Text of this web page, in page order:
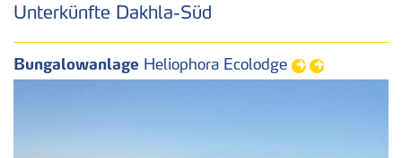
Unterkünfte Dakhla-Süd
Bungalowanlage Heliophora Ecolodge